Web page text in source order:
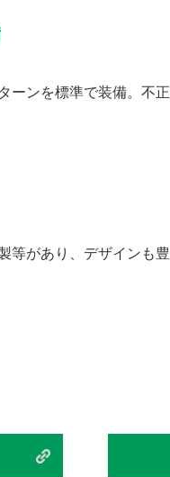
ンを標準で装備。不正
があり、デザインも